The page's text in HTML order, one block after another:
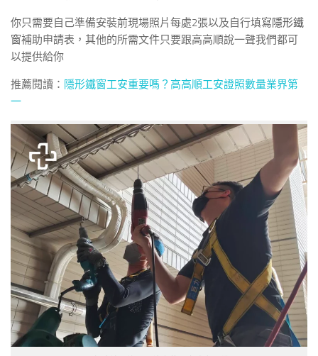
你只需要自己準備安裝前現場照片每處2張以及自行填寫隱形鐵
窗補助申請表，其他的所需文件只要跟高高順說一聲我們都可
以提供給你
推薦閱讀： 隱形鐵窗工安重要嗎？高高順工安證照數量業界第
一